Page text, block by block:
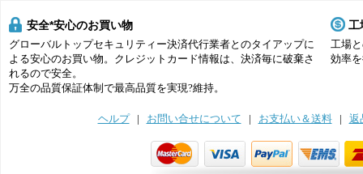
安全*安心のお買い物
グローバルトップセキュリティー決済代行業者とのタイアップに
よる安心のお買い物。クレジットカード情報は、決済毎に破棄さ
れるので安全。
万全の品質保証体制で最高品質を実現?維持。
工
工場
効率
ヘルプ | お問い合せについて | お支払い＆送料 | 返